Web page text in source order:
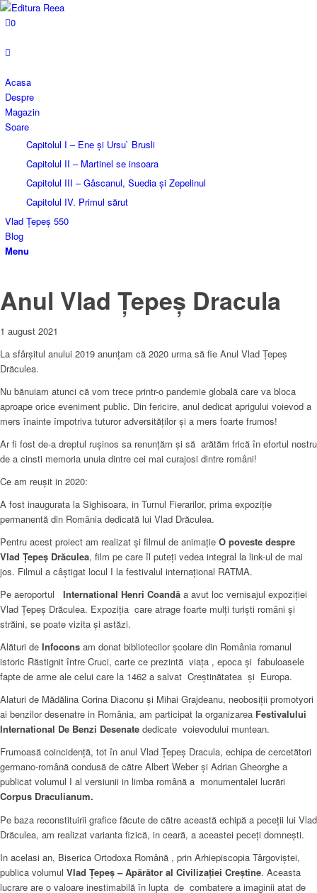
0
Acasa
Despre
Magazin
Soare
Capitolul I – Ene și Ursu` Brusli
Capitolul II – Martinel se insoara
Capitolul III – Gâscanul, Suedia și Zepelinul
Capitolul IV. Primul sărut
Vlad Țepeș 550
Blog
Menu
Anul Vlad Țepeș Dracula
1 august 2021
La sfârșitul anului 2019 anunțam că 2020 urma să fie Anul Vlad Țepeș
Drăculea.
Nu bănuiam atunci că vom trece printr-o pandemie globală care va bloca
aproape orice eveniment public. Din fericire, anul dedicat aprigului voievod a
mers înainte împotriva tuturor adversităților și a mers foarte frumos!
Ar fi fost de-a dreptul rușinos sa renunțăm și să arătăm frică în efortul nostru
de a cinsti memoria unuia dintre cei mai curajosi dintre români!
Ce am reușit in 2020:
A fost inaugurata la Sighisoara, in Turnul Fierarilor, prima expoziție
permanentă din România dedicată lui Vlad Drăculea.
Pentru acest proiect am realizat și filmul de animație O poveste despre
Vlad Țepeș Drăculea, film pe care îl puteți vedea integral la link-ul de mai
jos. Filmul a câștigat locul I la festivalul internațional RATMA.
Pe aeroportul International Henri Coandă a avut loc vernisajul expoziției
Vlad Țepeș Drăculea. Expoziția care atrage foarte mulți turiști români și
străini, se poate vizita și astăzi.
Alături de Infocons am donat bibliotecilor școlare din România romanul
istoric Răstignit între Cruci, carte ce prezintă viața , epoca și fabuloasele
fapte de arme ale celui care la 1462 a salvat Creștinătatea și Europa.
Alaturi de Mădălina Corina Diaconu și Mihai Grajdeanu, neobosiții promotyori
ai benzilor desenatre in România, am participat la organizarea Festivalului
International De Benzi Desenate dedicate voievodului muntean.
Frumoasă coincidență, tot în anul Vlad Țepeș Dracula, echipa de cercetători
germano-română condusă de către Albert Weber și Adrian Gheorghe a
publicat volumul I al versiunii in limba română a monumentalei lucrări
Corpus Draculianum.
Pe baza reconstituirii grafice făcute de către această echipă a peceții lui Vlad
Drăculea, am realizat varianta fizică, in ceară, a aceastei peceți domnești.
In acelasi an, Biserica Ortodoxa Română , prin Arhiepiscopia Târgoviștei,
publica volumul Vlad Țepeș – Apărător al Civilizației Creștine. Aceasta
lucrare are o valoare inestimabilă în lupta de combatere a imaginii atat de